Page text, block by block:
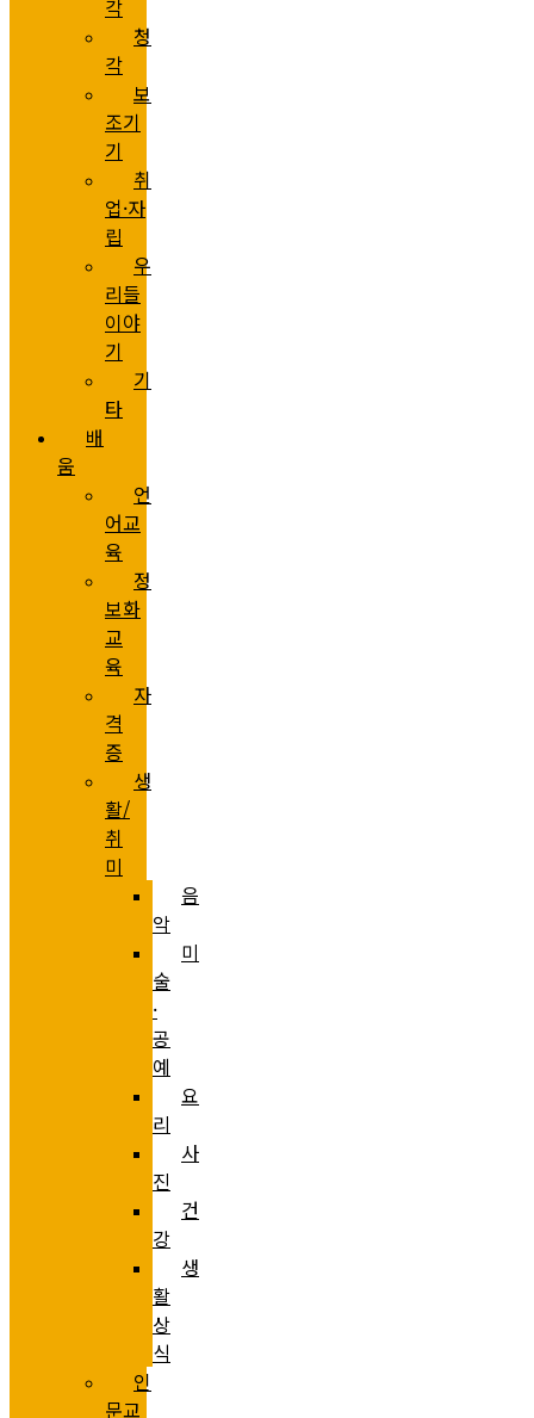
각
청
각
보
조기
기
취
업·자
립
우
리들
이야
기
기
타
배
움
언
어교
육
정
보화
교
육
자
격
증
생
활/
취
미
음
악
미
술
·
공
예
요
리
사
진
건
강
생
활
상
식
인
문교